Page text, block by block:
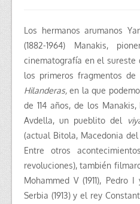
Los hermanos arumanos
(1882-1964) Manakis,
cinematografía en el sureste
los primeros fragmentos
Hilanderas, en la que
de 114 años, de los
Avdella, un pueblito del
(actual Bitola, Macedonia
Entre otros
revoluciones), también
Mohammed V (1911),
Serbia (1913) y el rey